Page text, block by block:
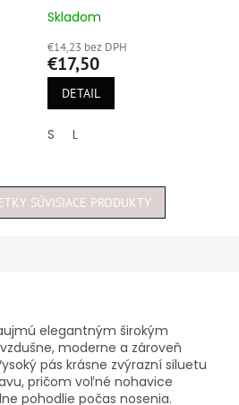
Priemerné
produktu
je
4,5
hviezdičiek.
Skladom
€14,23 bez DPH
€17,50
DETAIL
S L
SÚVISIACE PRODUKTY
elegantným širokým
moderne a zároveň
pás krásne zvýrazní siluetu
pričom voľné nohavice
pohodlie počas nosenia.